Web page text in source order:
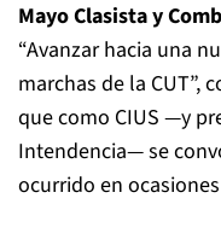
Mayo Clasista y
“Avanzar hacia una
marchas de la CUT”,
que como CIUS —y
Intendencia— se
ocurrido en